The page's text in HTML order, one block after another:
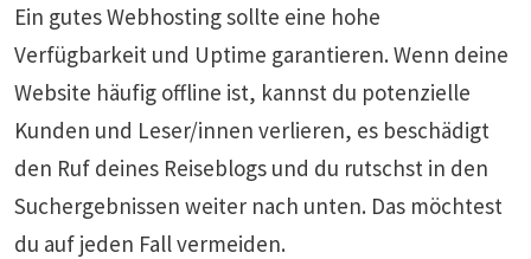
Ein gutes Webhosting sollte eine hohe
Verfügbarkeit und Uptime garantieren. Wenn deine
Website häufig offline ist, kannst du potenzielle
Kunden und Leser/innen verlieren, es beschädigt
den Ruf deines Reiseblogs und du rutschst in den
Suchergebnissen weiter nach unten. Das möchtest
du auf jeden Fall vermeiden.